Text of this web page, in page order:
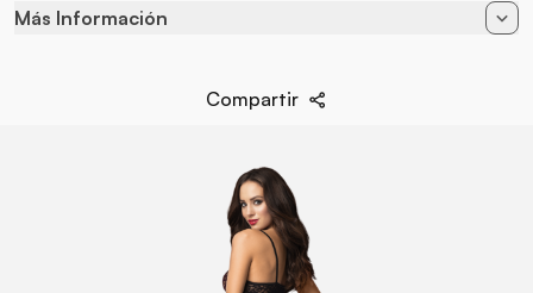
Más Información
90% Poliamida - 10%
S/M/L
Bodystocking
Obsessive
Compartir